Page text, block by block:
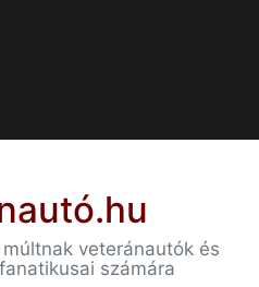
veteránautók és
számára